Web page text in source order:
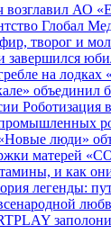
АО
Глобал
творог и
завершился
на лодках
объединил
Роботизация
люди»
матерей
и как они
легенды: